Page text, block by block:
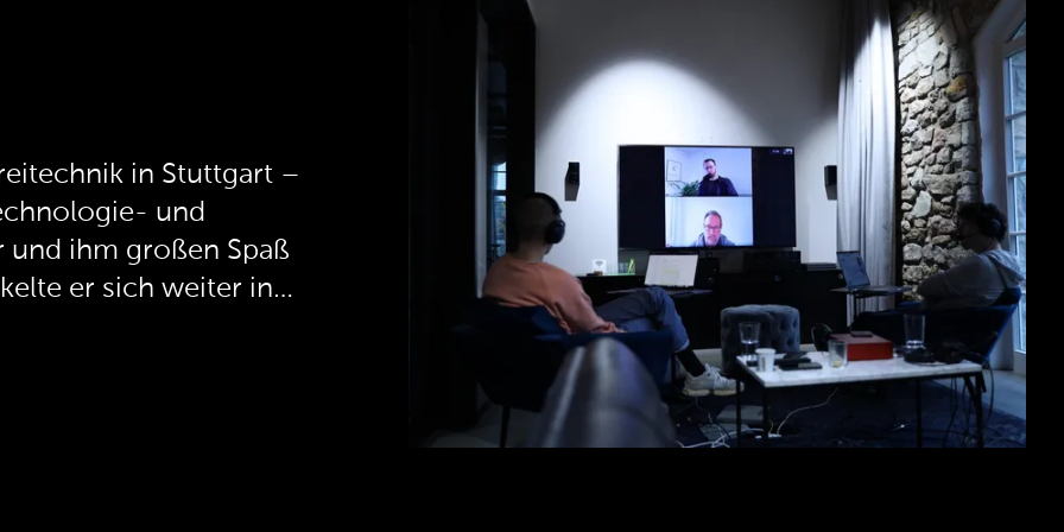
in Stuttgart –
und
und ihm großen Spaß
er sich weiter in
bei der